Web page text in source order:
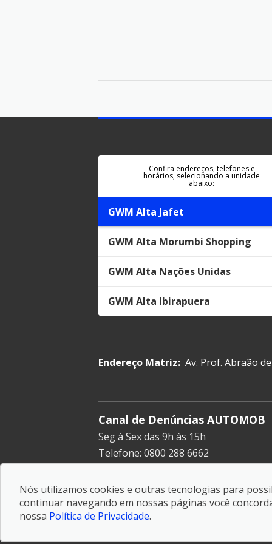
Confira endereços, telefones e
horários, selecionando a unidade
abaixo:
GWM Alta Jafet
GWM Alta Morumbi Shopping
GWM Alta Nações Unidas
GWM Alta Ibirapuera
Endereço Matriz: Av. Prof. Abraão
Canal de Denúncias AUTOMOB
Seg à Sex das 9h às 15h
Telefone: 0800 288 6662
© Copyright 2026-AutoForce - Todos os direitos
reservados.
Nós utilizamos cookies e outras tecnologias para
continuar navegando em nossas páginas você
nossa Política de Privacidade.